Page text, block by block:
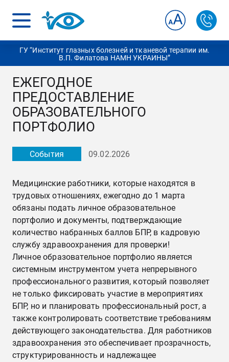
ГУ “Институт глазных болезней и тканевой терапии им.
В.П. Филатова НАМН УКРАИНЫ”
ЕЖЕГОДНОЕ
ПРЕДОСТАВЛЕНИЕ
ОБРАЗОВАТЕЛЬНОГО
ПОРТФОЛИО
События 09.02.2026
Медицинские работники, которые находятся в
трудовых отношениях, ежегодно до 1 марта
обязаны подать личное образовательное
портфолио и документы, подтверждающие
количество набранных баллов БПР, в кадровую
службу здравоохранения для проверки!
Личное образовательное портфолио является
системным инструментом учета непрерывного
профессионального развития, который позволяет
не только фиксировать участие в мероприятиях
БПР, но и планировать профессиональный рост, а
также контролировать соответствие требованиям
действующего законодательства. Для работников
здравоохранения это обеспечивает прозрачность,
структурированность и надлежащее